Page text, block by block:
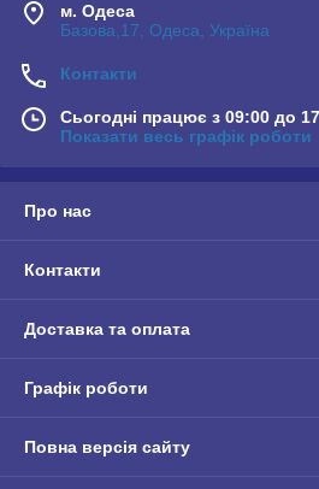
м. Одеса
Базова,17, Одеса, Україна
Контакти
Сьогодні працює з 09:00 до
Показати весь графік роботи
Про нас
Контакти
Доставка та оплата
Графік роботи
Повна версія сайту